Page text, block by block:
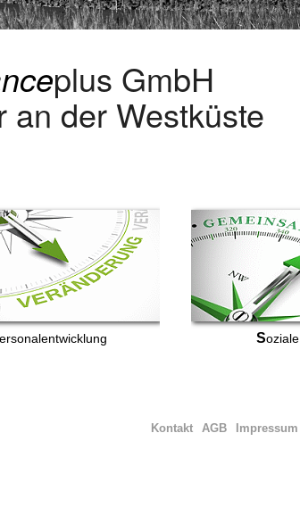
plus GmbH
an der Westküste
ersonalentwicklung Soziale
Impressum
AGB
Kontakt